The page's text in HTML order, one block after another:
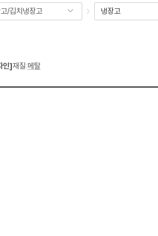
/김치냉장고 냉장고
인]재질:메탈